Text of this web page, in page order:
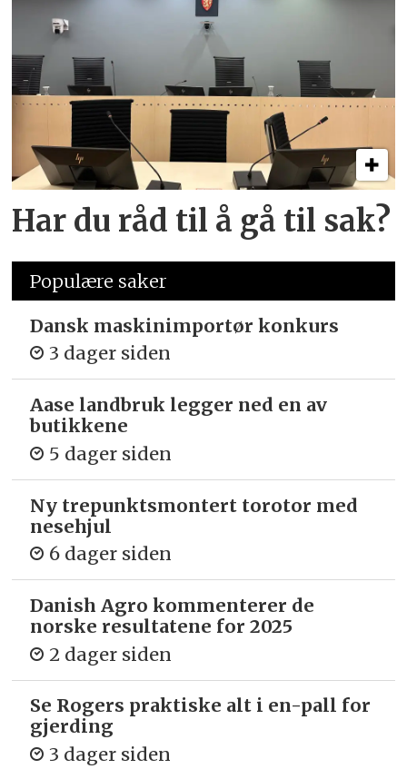
Har du råd til å gå til sak?
Populære saker
Dansk maskinimportør konkurs
3 dager siden
Aase landbruk legger ned en av
butikkene
5 dager siden
Ny trepunkts­montert torotor med
nesehjul
6 dager siden
Danish Agro kommenterer de
norske resultatene for 2025
2 dager siden
Se Rogers praktiske alt i en-pall for
gjerding
3 dager siden